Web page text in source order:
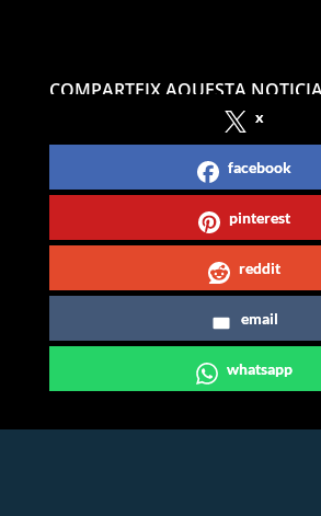
COMPARTEIX AQUESTA
x
facebook
pinterest
reddit
email
whatsapp